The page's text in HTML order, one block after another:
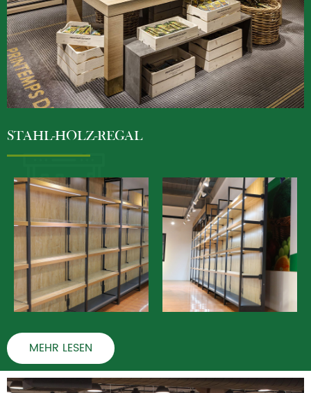
STAHL-HOLZ-REGAL
MEHR LESEN